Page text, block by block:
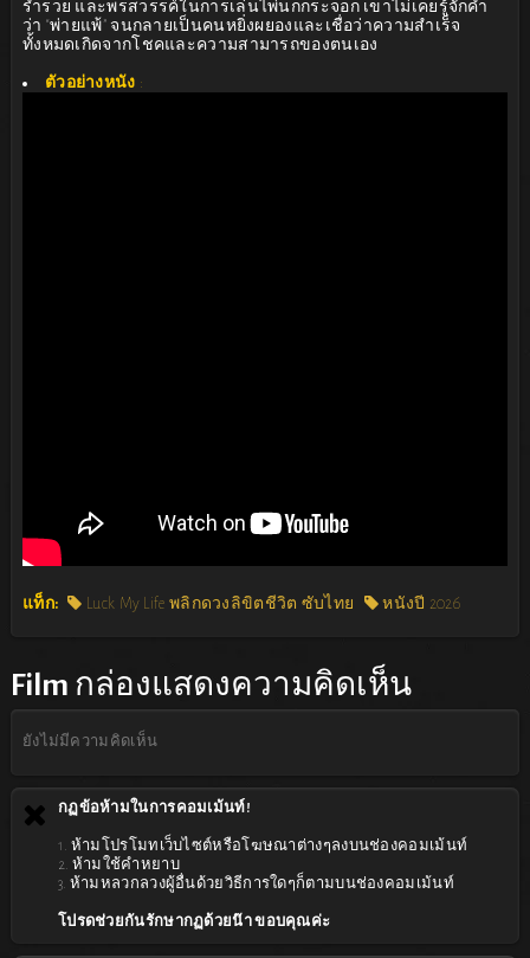
ร่ำรวย และพรสวรรค์ในการเล่นไพ่นกกระจอก เขาไม่เคยรู้จักคำ
ว่า “พ่ายแพ้” จนกลายเป็นคนหยิ่งผยองและเชื่อว่าความสำเร็จ
ทั้งหมดเกิดจากโชคและความสามารถของตนเอง
ตัวอย่างหนัง :
แท็ก: Luck My Life พลิกดวงลิขิตชีวิต ซับไทย หนังปี 2026
Film กล่องแสดงความคิดเห็น
ยังไม่มีความคิดเห็น
กฏข้อห้ามในการคอมเม้นท์!
1. ห้ามโปรโมทเว็บไซต์หรือโฆษณาต่างๆลงบนช่องคอมเม้นท์
2. ห้ามใช้คำหยาบ
3. ห้ามหลวกลวงผู้อื่นด้วยวิธีการใดๆก็ตามบนช่องคอมเม้นท์
โปรดช่วยกันรักษากฏด้วยน๊า ขอบคุณค่ะ